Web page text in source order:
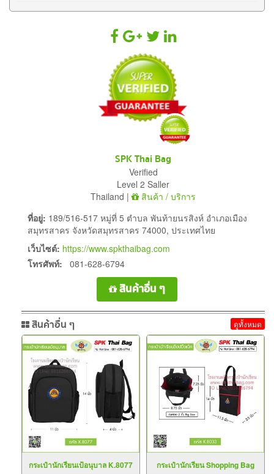
SPK Thai Bag
Verified
Level 2 Saller
Thailand |
สินค้า / บริการ
ที่อยู่: 189/516-517 หมู่ที่ 5 ตำบล พันท้ายนรสิงห์ อำเภอเมือง
สมุทรสาคร จังหวัดสมุทรสาคร 74000, ประเทศไทย
เว็บไซต์: https://www.spkthaibag.com
โทรศัพท์: 081-628-6794
สินค้าอื่น ๆ
สินค้าอื่น ๆ ดูทั้งหมด
กระเป๋านักเรียนเป้อนุบาล K.8077
กระเป๋านักเรียน Shopping Bag